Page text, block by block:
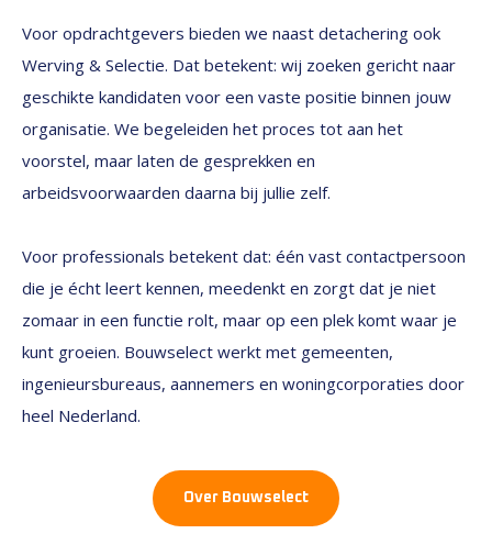
Voor opdrachtgevers bieden we naast detachering ook
Werving & Selectie. Dat betekent: wij zoeken gericht naar
geschikte kandidaten voor een vaste positie binnen jouw
organisatie. We begeleiden het proces tot aan het
voorstel, maar laten de gesprekken en
arbeidsvoorwaarden daarna bij jullie zelf.
Voor professionals betekent dat: één vast contactpersoon
die je écht leert kennen, meedenkt en zorgt dat je niet
zomaar in een functie rolt, maar op een plek komt waar je
kunt groeien. Bouwselect werkt met gemeenten,
ingenieursbureaus, aannemers en woningcorporaties door
heel Nederland.
Over Bouwselect